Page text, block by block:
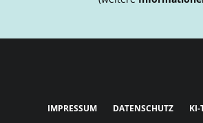
IMPRESSUM DATENSCHUTZ KI-